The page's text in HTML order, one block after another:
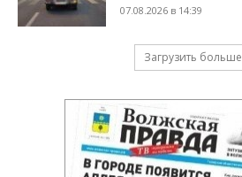
07.08.2026 в 14:39
Загрузить больше